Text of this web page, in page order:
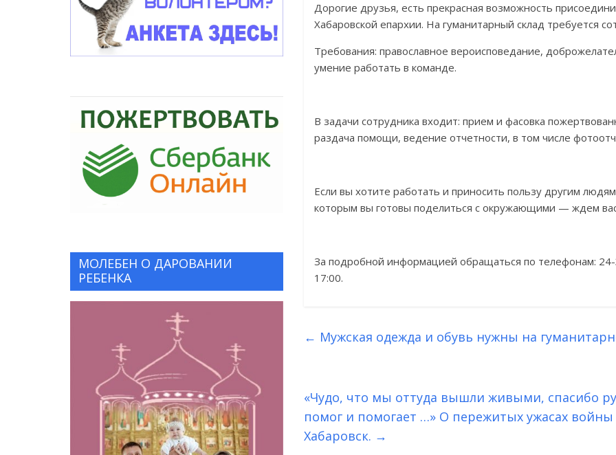
Дорогие друзья, есть прекрасная возможность
Хабаровской епархии. На гуманитарный склад требуется
Требования: православное вероисповедание,
умение работать в команде.
В задачи сотрудника входит: прием и фасовка
раздача помощи, ведение отчетности, в том числе
Если вы хотите работать и приносить пользу другим
которым вы готовы поделиться с окружающими — ждем
За подробной информацией обращаться по телефонам:
17:00.
← Мужская одежда и обувь нужны на
«Чудо, что мы оттуда вышли живыми, спасибо
помог и помогает …» О пережитых ужасах
Хабаровск. →
МОЛЕБЕН О ДАРОВАНИИ
РЕБЕНКА